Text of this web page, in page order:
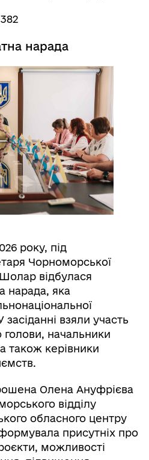
382
нарада
року, під
Чорноморської
відбулася
нарада, яка
взяли участь
голови, начальники
а також керівники
Олена Ануфрієва
відділу
обласного центру
присутніх про
можливості